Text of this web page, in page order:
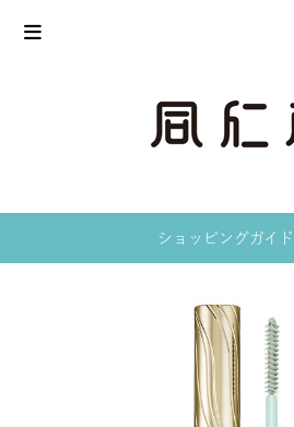
ショッピングガイド